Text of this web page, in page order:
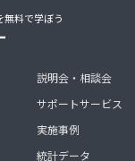
無料で学ぼう
説明会・相談会
サポートサービス
実施事例
統計データ